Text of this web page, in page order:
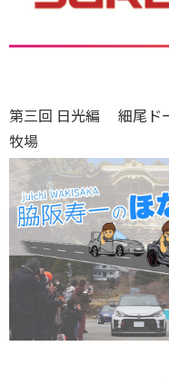
第三回 日光編 細尾ド
牧場